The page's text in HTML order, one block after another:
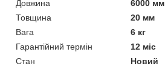
Довжина
6000 мм
Товщина
20 мм
Вага
6 кг
Гарантійний термін
12 міс
Стан
Новий